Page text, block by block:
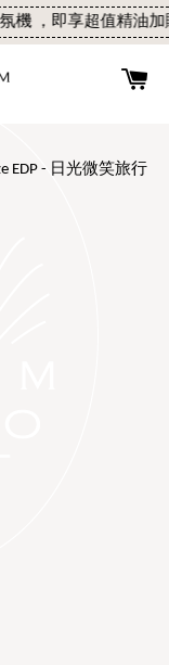
，即享超值精油加購
EDP - 日光微笑旅行